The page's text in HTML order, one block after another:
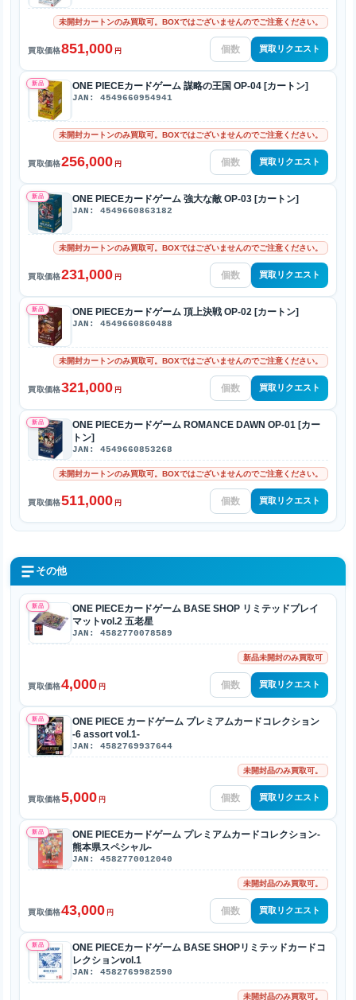
未開封カートンのみ買取可。BOXではございませんのでご注意ください。
買取価格851,000 円 買取リクエスト
新品 ONE PIECEカードゲーム 謀略の王国 OP-04 [カートン]
JAN: 4549660954941
未開封カートンのみ買取可。BOXではございませんのでご注意ください。
買取価格256,000 円 買取リクエスト
新品 ONE PIECEカードゲーム 強大な敵 OP-03 [カートン]
JAN: 4549660863182
未開封カートンのみ買取可。BOXではございませんのでご注意ください。
買取価格231,000 円 買取リクエスト
新品 ONE PIECEカードゲーム 頂上決戦 OP-02 [カートン]
JAN: 4549660860488
未開封カートンのみ買取可。BOXではございませんのでご注意ください。
買取価格321,000 円 買取リクエスト
新品
ONE PIECEカードゲーム ROMANCE DAWN OP-01 [カー
トン]
JAN: 4549660853268
未開封カートンのみ買取可。BOXではございませんのでご注意ください。
買取価格511,000 円 買取リクエスト
その他
新品
ONE PIECEカードゲーム BASE SHOP リミテッドプレイ
マットvol.2 五老星
JAN: 4582770078589
新品未開封のみ買取可
買取価格4,000 円 買取リクエスト
新品
ONE PIECE カードゲーム プレミアムカードコレクション
-6 assort vol.1-
JAN: 4582769937644
未開封品のみ買取可。
買取価格5,000 円 買取リクエスト
新品
ONE PIECEカードゲーム プレミアムカードコレクション-
熊本県スペシャル-
JAN: 4582770012040
未開封品のみ買取可。
買取価格43,000 円 買取リクエスト
新品
ONE PIECEカードゲーム BASE SHOPリミテッドカードコ
レクションvol.1
JAN: 4582769982590
未開封品のみ買取可。